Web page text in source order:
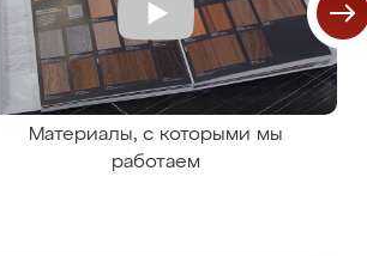
Материалы, с которыми мы
работаем